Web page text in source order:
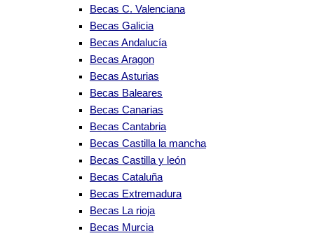
Becas C. Valenciana
Becas Galicia
Becas Andalucía
Becas Aragon
Becas Asturias
Becas Baleares
Becas Canarias
Becas Cantabria
Becas Castilla la mancha
Becas Castilla y león
Becas Cataluña
Becas Extremadura
Becas La rioja
Becas Murcia